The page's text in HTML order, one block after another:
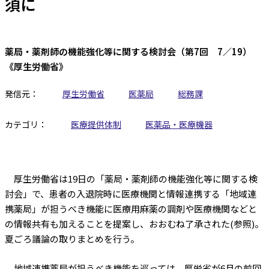
薬局・薬剤師の機能強化等に関する検討会（第7回 7／19）
《厚生労働省》
発信元： 厚生労働省 医薬局 総務課
カテゴリ： 医療提供体制 医薬品・医療機器
厚生労働省は19日の「薬局・薬剤師の機能強化等に関する検
討会」で、患者の入退院時に医療機関と情報連携する「地域連
携薬局」が担うべき機能に医療用麻薬の調剤や医療機関などと
の情報共有も加えることを提案し、おおむね了承された(参照)。
夏ごろ議論の取りまとめを行う。